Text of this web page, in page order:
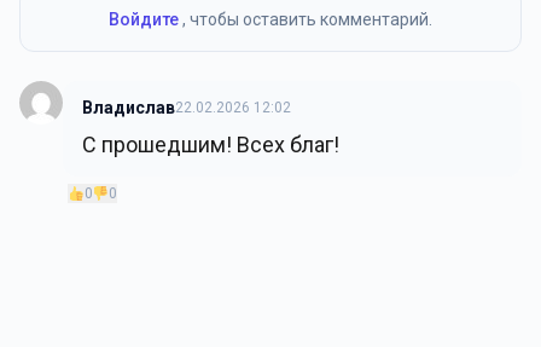
Войдите, чтобы оставить комментарий.
Владислав22.02.2026 12:02
С прошедшим! Всех благ!
0 0